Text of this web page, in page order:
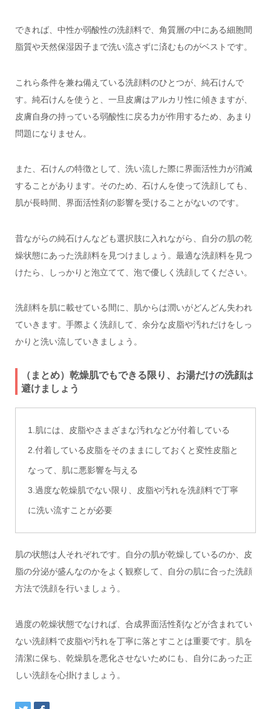
できれば、中性か弱酸性の洗顔料で、角質層の中にある細胞間
脂質や天然保湿因子まで洗い流さずに済むものがベストです。
これら条件を兼ね備えている洗顔料のひとつが、純石けんで
す。純石けんを使うと、一旦皮膚はアルカリ性に傾きますが、
皮膚自身の持っている弱酸性に戻る力が作用するため、あまり
問題になりません。
また、石けんの特徴として、洗い流した際に界面活性力が消滅
することがあります。そのため、石けんを使って洗顔しても、
肌が長時間、界面活性剤の影響を受けることがないのです。
昔ながらの純石けんなども選択肢に入れながら、自分の肌の乾
燥状態にあった洗顔料を見つけましょう。最適な洗顔料を見つ
けたら、しっかりと泡立てて、泡で優しく洗顔してください。
洗顔料を肌に載せている間に、肌からは潤いがどんどん失われ
ていきます。手際よく洗顔して、余分な皮脂や汚れだけをしっ
かりと洗い流していきましょう。
（まとめ）乾燥肌でもできる限り、お湯だけの洗顔は
避けましょう
1.肌には、皮脂やさまざまな汚れなどが付着している
2.付着している皮脂をそのままにしておくと変性皮脂と
なって、肌に悪影響を与える
3.過度な乾燥肌でない限り、皮脂や汚れを洗顔料で丁寧
に洗い流すことが必要
肌の状態は人それぞれです。自分の肌が乾燥しているのか、皮
脂の分泌が盛んなのかをよく観察して、自分の肌に合った洗顔
方法で洗顔を行いましょう。
過度の乾燥状態でなければ、合成界面活性剤などが含まれてい
ない洗顔料で皮脂や汚れを丁寧に落とすことは重要です。肌を
清潔に保ち、乾燥肌を悪化させないためにも、自分にあった正
しい洗顔を心掛けましょう。